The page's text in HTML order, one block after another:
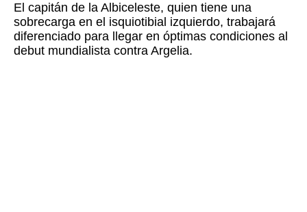
El capitán de la Albiceleste, quien tiene una
sobrecarga en el isquiotibial izquierdo, trabajará
diferenciado para llegar en óptimas condiciones al
debut mundialista contra Argelia.